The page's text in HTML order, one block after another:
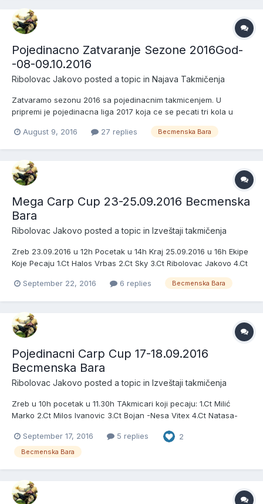
Pojedinacno Zatvaranje Sezone 2016God-
-08-09.10.2016
Ribolovac Jakovo posted a topic in Najava Takmičenja
Zatvaramo sezonu 2016 sa pojedinacnim takmicenjem. U
pripremi je pojedinacna liga 2017 koja ce se pecati tri kola u
Pocetak u 11.30h peca se do 09.10.2016 do 16h (Ukupno 28 sati)
August 9, 2016 27 replies Becmenska Bara
Mega Carp Cup 23-25.09.2016 Becmenska
Bara
Ribolovac Jakovo posted a topic in Izveštaji takmičenja
Zreb 23.09.2016 u 12h Pocetak u 14h Kraj 25.09.2016 u 16h Ekipe
Koje Pecaju 1.Ct Halos Vrbas 2.Ct Sky 3.Ct Ribolovac Jakovo 4.Ct
in 1 9.Ct Borca 10.Ct Jasacarp 11.Ct Vs Pancevo 12.Ct Biroteh -
September 22, 2016 6 replies Becmenska Bara
Pojedinacni Carp Cup 17-18.09.2016
Becmenska Bara
Ribolovac Jakovo posted a topic in Izveštaji takmičenja
Zreb u 10h pocetak u 11.30h TAkmicari koji pecaju: 1.Ct Milić
Marko 2.Ct Milos Ivanovic 3.Ct Bojan -Nesa Vitex 4.Ct Natasa-
& Vlada 8.Ct Svarc 9.Ct Davago Goran 10.Ct Nikola Tisma 11.Ct
Didi i Rama Strumfovi 12.Ct Bojana i Luka 13.Ct...
September 17, 2016 5 replies 2
Becmenska Bara